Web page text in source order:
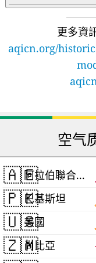
更多資
aqicn.org/
空气
🇦🇪 阿拉伯聯合大公國
🇵🇰巴基斯坦
🇺🇸
美國
🇿🇲尚比亞